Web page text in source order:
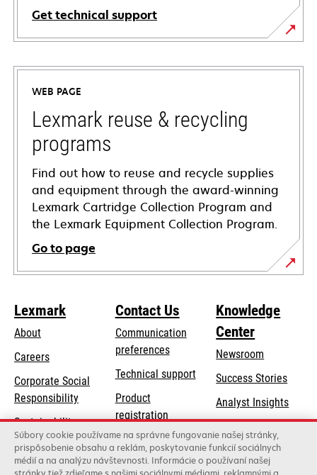
Get technical support
opens
in
new
tab
WEB PAGE
Lexmark reuse & recycling
programs
Find out how to reuse and recycle supplies
and equipment through the award-winning
Lexmark Cartridge Collection Program and
the Lexmark Equipment Collection Program.
Go to page
Lexmark
About
Careers
Corporate Social
Responsibilityopens
a
new
tab
Sustainability
Lexmark Partners
Contact Us
Communication
preferences
Technical supportopens
new
tab
Product
registration
Find a dealer
List of wholesalers
Knowledge
Center
Newsroom
Success Stories
Analyst Insights
Súbory cookie používame na správne fungovanie našej stránky,
prispôsobenie obsahu a reklám, poskytovanie funkcií sociálnych
médií a na analýzu návštevnosti. Informácie o používaní našej